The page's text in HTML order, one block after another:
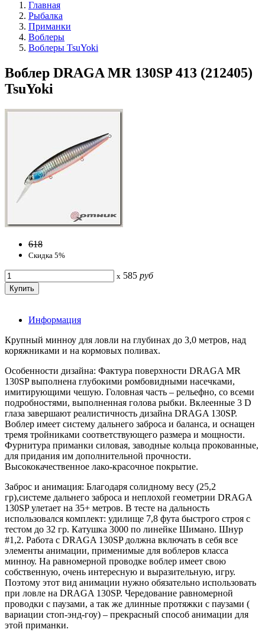
Главная
Рыбалка
Приманки
Воблеры
Воблеры TsuYoki
Воблер DRAGA MR 130SP 413 (212405)
TsuYoki
618
Скидка 5%
x 585 руб
Информация
Крупный минноу для ловли на глубинах до 3,0 метров, над
коряжниками и на кормовых поливах.
Особенности дизайна: Фактура поверхности DRAGA MR
130SP выполнена глубокими ромбовидными насечками,
имитирующими чешую. Головная часть – рельефно, со всеми
подробностями, выполненная голова рыбки. Вклеенные 3 D
глаза завершают реалистичность дизайна DRAGA 130SP.
Воблер имеет систему дальнего заброса и баланса, и оснащен
тремя тройниками соответствующего размера и мощности.
Фурнитура приманки силовая, заводные кольца прокованные,
для придания им дополнительной прочности.
Высококачественное лако-красочное покрытие.
Заброс и анимация: Благодаря солидному весу (25,2
гр),системе дальнего заброса и неплохой геометрии DRAGA
130SP улетает на 35+ метров. В тесте на дальность
использовался комплект: удилище 7,8 фута быстрого строя с
тестом до 32 гр. Катушка 3000 по линейке Шимано. Шнур
#1,2. Работа с DRAGA 130SP должна включать в себя все
элементы анимации, применимые для воблеров класса
минноу. На равномерной проводке воблер имеет свою
собственную, очень интересную и выразительную, игру.
Поэтому этот вид анимации нужно обязательно использовать
при ловле на DRAGA 130SP. Чередование равномерной
проводки с паузами, а так же длинные протяжки с паузами (
вариации стоп-энд-гоу) – прекрасный способ анимации для
этой приманки.